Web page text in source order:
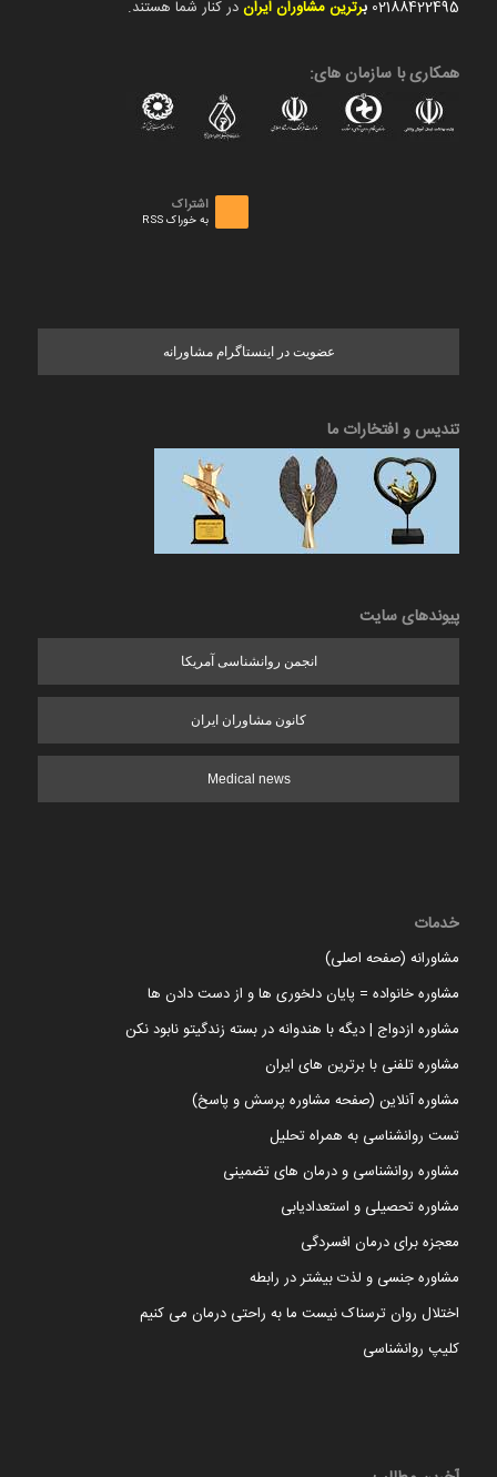
02188422495 برترین مشاوران ایراندر کنار شما هستند.
همکاری با سازمان های:
اشتراک
به خوراک RSS
عضویت در اینستاگرام مشاورانه
تندیس و افتخارات ما
پیوندهای سایت
انجمن روانشناسی آمریکا
کانون مشاوران ایران
Medical news
خدمات
مشاورانه (صفحه اصلی)
مشاوره خانواده = پایان دلخوری ها و از دست دادن ها
مشاوره ازدواج | دیگه با هندوانه در بسته زندگیتو نابود نکن
مشاوره تلفنی با برترین های ایران
مشاوره آنلاین (صفحه مشاوره پرسش و پاسخ)
تست روانشناسی به همراه تحلیل
مشاوره روانشناسی و درمان های تضمینی
مشاوره تحصیلی و استعدادیابی
معجزه برای درمان افسردگی
مشاوره جنسی و لذت بیشتر در رابطه
اختلال روان ترسناک نیست ما به راحتی درمان می کنیم
کلیپ روانشناسی